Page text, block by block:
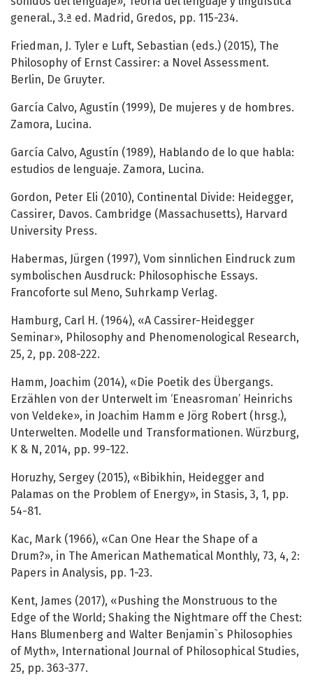
general., 3.ª ed. Madrid, Gredos, pp. 115-234.
Friedman, J. Tyler e Luft, Sebastian (eds.) (2015), The
Philosophy of Ernst Cassirer: a Novel Assessment.
Berlin, De Gruyter.
García Calvo, Agustín (1999), De mujeres y de hombres.
Zamora, Lucina.
García Calvo, Agustín (1989), Hablando de lo que habla:
estudios de lenguaje. Zamora, Lucina.
Gordon, Peter Eli (2010), Continental Divide: Heidegger,
Cassirer, Davos. Cambridge (Massachusetts), Harvard
University Press.
Habermas, Jürgen (1997), Vom sinnlichen Eindruck zum
symbolischen Ausdruck: Philosophische Essays.
Francoforte sul Meno, Suhrkamp Verlag.
Hamburg, Carl H. (1964), «A Cassirer-Heidegger
Seminar», Philosophy and Phenomenological Research,
25, 2, pp. 208-222.
Hamm, Joachim (2014), «Die Poetik des Übergangs.
Erzählen von der Unterwelt im ‘Eneasroman’ Heinrichs
von Veldeke», in Joachim Hamm e Jörg Robert (hrsg.),
Unterwelten. Modelle und Transformationen. Würzburg,
K & N, 2014, pp. 99-122.
Horuzhy, Sergey (2015), «Bibikhin, Heidegger and
Palamas on the Problem of Energy», in Stasis, 3, 1, pp.
54-81.
Kac, Mark (1966), «Can One Hear the Shape of a
Drum?», in The American Mathematical Monthly, 73, 4, 2:
Papers in Analysis, pp. 1-23.
Kent, James (2017), «Pushing the Monstruous to the
Edge of the World; Shaking the Nightmare off the Chest:
Hans Blumenberg and Walter Benjamin`s Philosophies
of Myth», International Journal of Philosophical Studies,
25, pp. 363-377.